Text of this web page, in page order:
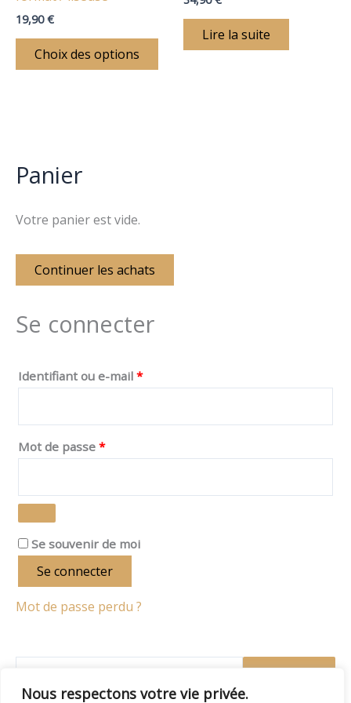
Nous respectons votre vie privée.
19,90€
Choix des options
produit
Lire la suite
Panier
Votre panier est vide.
Continuer les achats
Se connecter
Identifiant ou e-mail *
Mot de passe *
Se souvenir de moi
Se connecter
Mot de passe perdu ?